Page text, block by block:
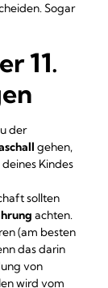
Sogar
11.
der
gehen,
Kindes
sollten
achten.
(am besten
das darin
von
wird vom